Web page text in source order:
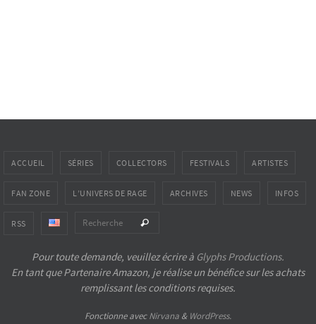
ACCUEIL SÉRIES COLLECTORS FESTIVALS ARTISTES
FAN ZONE L’UNIVERS DE RAGE ARCHIVES NEWS INFOS
RSS Recherche
Pour toute demande, veuillez écrire à Glyphs Productions.
En tant que Partenaire Amazon, je réalise un bénéfice sur les achats
remplissant les conditions requises.
Fonctionne avecNirvana & WordPress.